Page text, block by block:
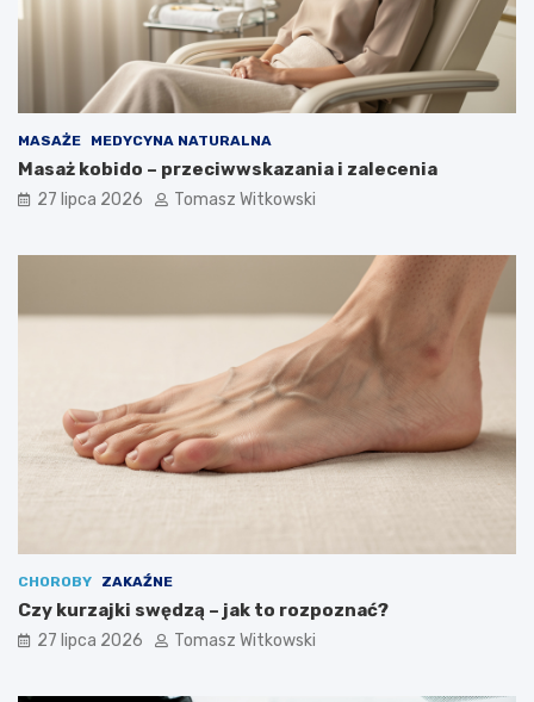
MASAŻE MEDYCYNA NATURALNA
Masaż kobido – przeciwwskazania i zalecenia
27 lipca 2026 Tomasz Witkowski
CHOROBY ZAKAŹNE
Czy kurzajki swędzą – jak to rozpoznać?
27 lipca 2026 Tomasz Witkowski